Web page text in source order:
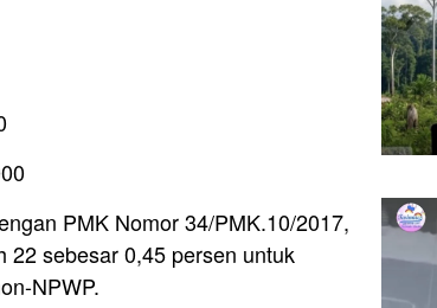
PMK Nomor 34/PMK.10/2017,
22 sebesar 0,45 persen untuk
NPWP.